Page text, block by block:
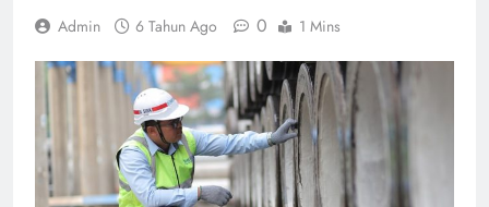
Admin 6 Tahun Ago 0 1 Mins